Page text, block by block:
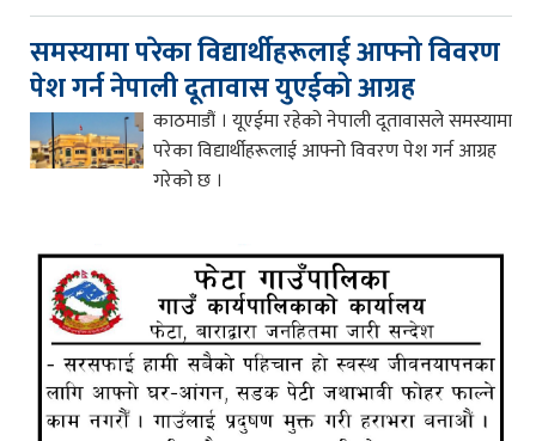
समस्यामा परेका विद्यार्थीहरूलाई आफ्नो विवरण
पेश गर्न नेपाली दूतावास युएईको आग्रह
काठमाडौं । यूएईमा रहेको नेपाली दूतावासले समस्यामा
परेका विद्यार्थीहरूलाई आफ्नो विवरण पेश गर्न आग्रह
गरेको छ ।